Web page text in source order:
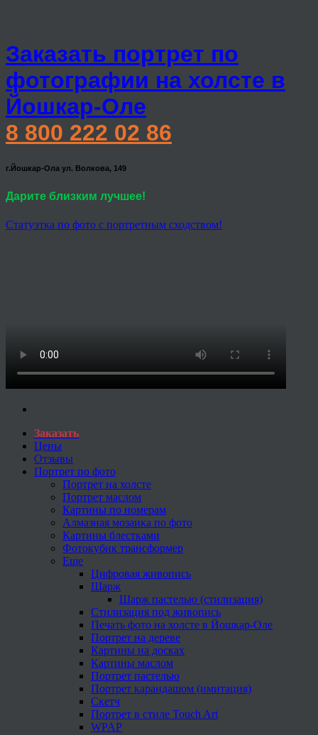
Заказать портрет по
фотографии на холсте в
Йошкар-Оле
8 800 222 02 86
г.Йошкар-Ола ул. Волкова, 149
Дарите близким лучшее!
Статуэтка по фото с портретным сходством!
Заказать
Цены
Отзывы
Портрет по фото
Портрет на холсте
Портрет маслом
Картины по номерам
Алмазная мозаика по фото
Картины блестками
Фотокубик трансформер
Еще
Цифровая живопись
Шарж
Шарж пастелью (стилизация)
Стилизация под живопись
Печать фото на холсте в Йошкар-Оле
Портрет на дереве
Картины на досках
Картины маслом
Портрет пастелью
Портрет карандашом (имитация)
Скетч
Портрет в стиле Touch Art
WPAP